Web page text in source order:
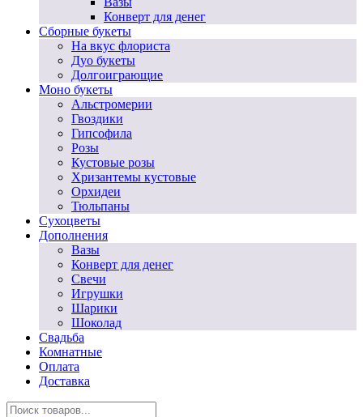
Конверт для денег
Сборные букеты
На вкус флориста
Дуо букеты
Долгоиграющие
Моно букеты
Альстромерии
Гвоздики
Гипсофила
Розы
Кустовые розы
Хризантемы кустовые
Орхидеи
Тюльпаны
Сухоцветы
Дополнения
Вазы
Конверт для денег
Свечи
Игрушки
Шарики
Шоколад
Свадьба
Комнатные
Оплата
Доставка